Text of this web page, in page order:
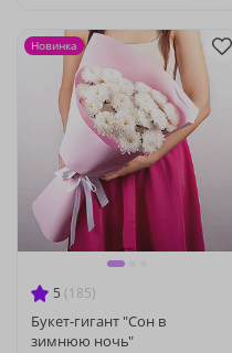
5 (185)
Букет-гигант "Сон в
зимнюю ночь"
Новинка